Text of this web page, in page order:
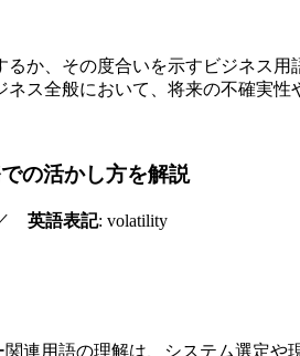
か、その度合いを示すビジネス
ス全般において、将来の不確実性
の活かし方を解説
英語表記: volatility
連用語の理解は、システム選定